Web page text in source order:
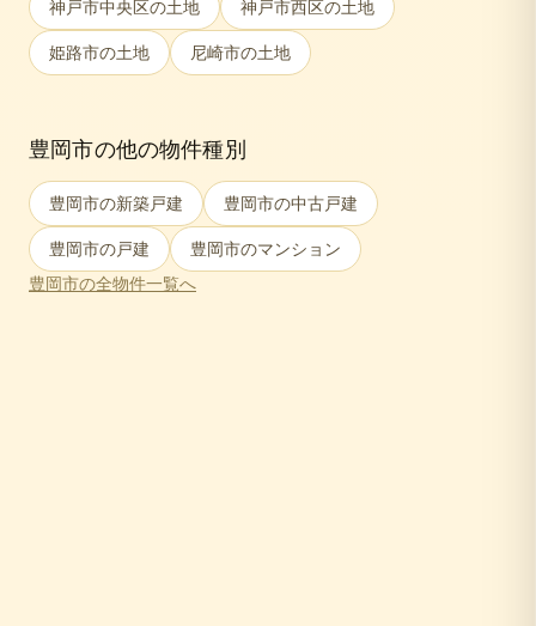
神戸市中央区の土地 神戸市西区の土地
姫路市の土地 尼崎市の土地
豊岡市の他の物件種別
豊岡市の新築戸建 豊岡市の中古戸建
豊岡市の戸建 豊岡市のマンション
豊岡市の全物件一覧へ